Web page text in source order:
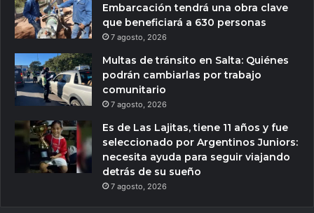
Embarcación tendrá una obra clave
que beneficiará a 630 personas
7 agosto, 2026
Multas de tránsito en Salta: Quiénes
podrán cambiarlas por trabajo
comunitario
7 agosto, 2026
Es de Las Lajitas, tiene 11 años y fue
seleccionado por Argentinos Juniors:
necesita ayuda para seguir viajando
detrás de su sueño
7 agosto, 2026